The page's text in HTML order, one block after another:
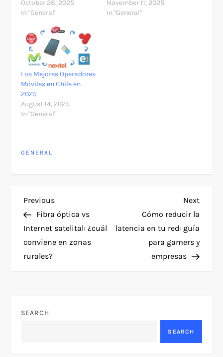
October 28, 2025
In "General"
November 11, 2025
In "General"
Los Mejores Operadores
Móviles en Chile en
2025
August 14, 2025
In "General"
GENERAL
P
o
s
a
Previous
Post
Previous
Fibra óptica vs
Internet satelital: ¿cuál
conviene en zonas
rurales?
Next
Post
Next
Cómo reducir la
latencia en tu red: guía
para gamers y
empresas
SEARCH
SEARCH